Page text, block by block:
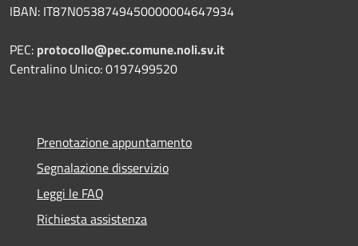
IBAN: IT87N0538749450000004647934
PEC: protocollo@pec.comune.noli.sv.it
Centralino Unico: 0197499520
Prenotazione appuntamento
Segnalazione disservizio
Leggi le FAQ
Richiesta assistenza